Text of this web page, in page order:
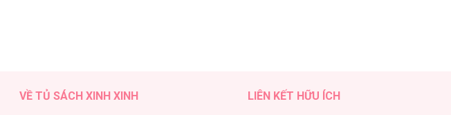
VỀ TỦ SÁCH XINH XINH LIÊN KẾT HỮU ÍCH